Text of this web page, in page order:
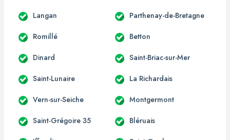
Langan Parthenay-de-Bretagne
Romillé Betton
Dinard Saint-Briac-sur-Mer
Saint-Lunaire La Richardais
Vern-sur-Seiche Montgermont
Saint-Grégoire 35 Bléruais